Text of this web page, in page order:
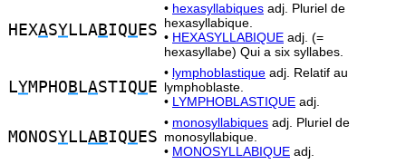
HEXASYLLABIQU ES
• hexasyllabiques adj. Pluriel de
hexasyllabique.
• HEXASYLLABIQUE adj. (=
hexasyllabe) Qui a six syllabes.
LYMPHO B LASTIQU E
• lymphoblastique adj. Relatif au
lymphoblaste.
• LYMPHOBLASTIQUE adj.
MONOSYLLABIQU ES
• monosyllabiques adj. Pluriel de
monosyllabique.
• MONOSYLLABIQUE adj.